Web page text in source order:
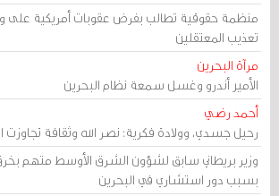
منظمة حقوقية تطالب بفرض عقوبات أمريكية على
تعذيب المعتقلين
مرآة البحرين
الأمير أندرو وغسل سمعة نظام البحرين
أحمد رضي
رحيل جسدي، وولادة فكرية: نصر الله وثقافة تجاوزت
وزير بريطاني سابق لشؤون الشرق الأوسط متهم
بسبب دور استشاري في البحرين